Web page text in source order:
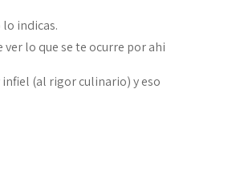
lo indicas.
lo que se te ocurre por ahi
infiel (al rigor culinario) y eso